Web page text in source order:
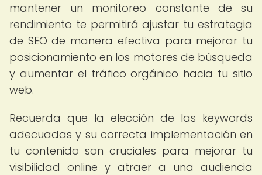
mantener un monitoreo constante de su
rendimiento te permitirá ajustar tu estrategia
de SEO de manera efectiva para mejorar tu
posicionamiento en los motores de búsqueda
y aumentar el tráfico orgánico hacia tu sitio
web.
Recuerda que la elección de las keywords
adecuadas y su correcta implementación en
tu contenido son cruciales para mejorar tu
visibilidad online y atraer a una audiencia